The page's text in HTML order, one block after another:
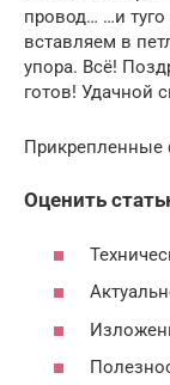
провод… …и
вставляем в
упора. Всё!
готов! Удачной
Оценить